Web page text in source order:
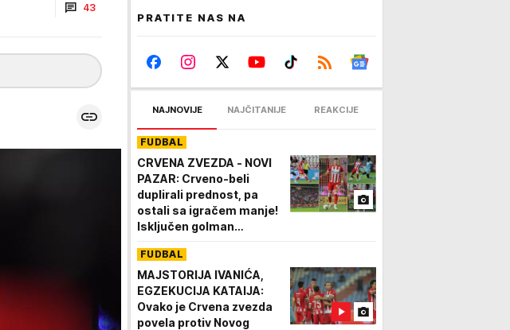
43
PRATITE NAS NA
NAJNOVIJE NAJČITANIJE REAKCIJE
FUDBAL
CRVENA ZVEZDA - NOVI
PAZAR: Crveno-beli
duplirali prednost, pa
ostali sa igračem manje!
Isključen golman
FUDBAL
MAJSTORIJA IVANIĆA,
EGZEKUCIJA KATAIJA:
Ovako je Crvena zvezda
povela protiv Novog